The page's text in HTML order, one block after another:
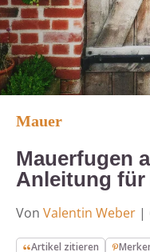
Mauer
Mauerfugen
Anleitung für
Von Valentin Weber |
Artikel zitieren